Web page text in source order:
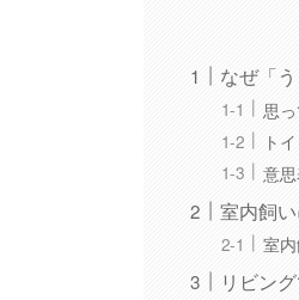
なぜ「
思
ト
意
室内飼
室
リビン